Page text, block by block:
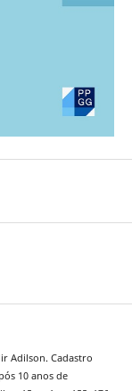
Adilson. Cadastro
10 anos de